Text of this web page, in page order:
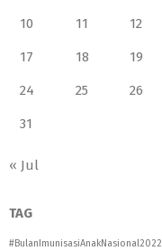
10 11 12
17 18 19
24 25 26
31
« Jul
TAG
#BulanImunisasiAnakNasional2022